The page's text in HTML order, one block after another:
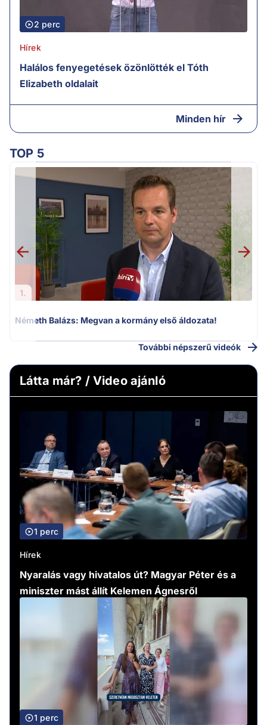
2 perc
Hírek
Halálos fenyegetések özönlötték el Tóth
Elizabeth oldalait
Minden hír
TOP 5
1.
Németh Balázs: Megvan a kormány első áldozata!
További népszerű videók
Látta már? / Video ajánló
1 perc
Hírek
Nyaralás vagy hivatalos út? Magyar Péter és a
miniszter mást állít Kelemen Ágnesről
1 perc